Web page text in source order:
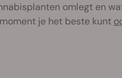
omlegt en
je het beste kunt